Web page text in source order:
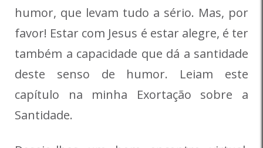
humor, que levam tudo a sério. Mas, por
favor! Estar com Jesus é estar alegre, é ter
também a capacidade que dá a santidade
deste senso de humor. Leiam este
capítulo na minha Exortação sobre a
Santidade.